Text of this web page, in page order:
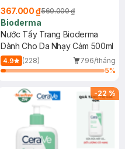
367.000 ₫560.000 ₫
Bioderma
Nước Tẩy Trang Bioderma
Dành Cho Da Nhạy Cảm 500ml
4.9 (228)
796/tháng
5%
-22 %